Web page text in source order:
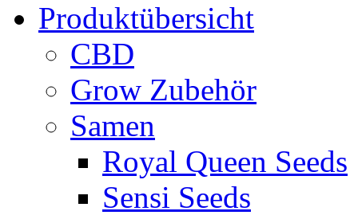
Produktübersicht
CBD
Grow Zubehör
Samen
Royal Queen Seeds
Sensi Seeds